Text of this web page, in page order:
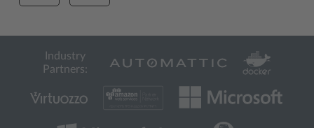
Industry
Partners: